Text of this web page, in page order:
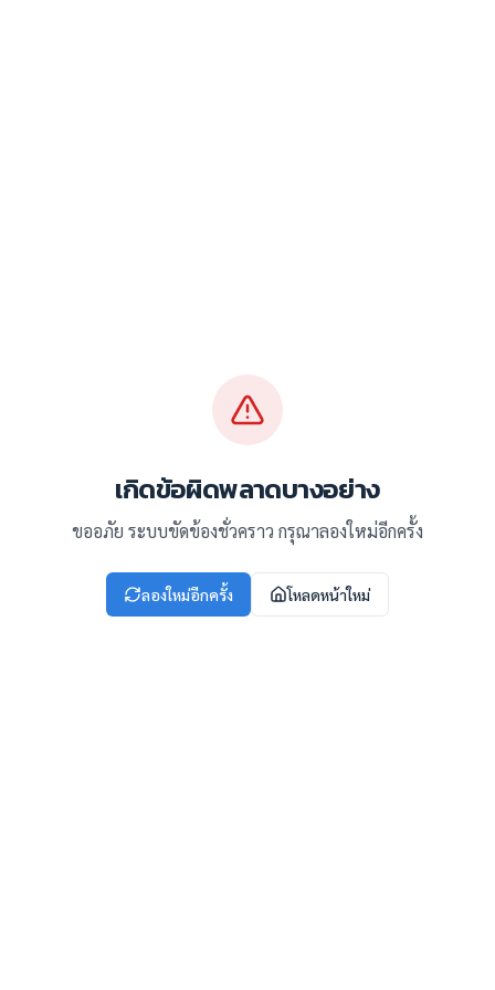
เกิดข้อผิดพลาดบางอย่าง
ขออภัย ระบบขัดข้องชั่วคราว กรุณาลองใหม่อีกครั้ง
ลองใหม่อีกครั้ง โหลดหน้าใหม่